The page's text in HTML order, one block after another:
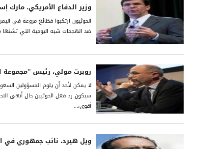
وزير الدفاع الأمريكي، مارك
الحوثيون ارتكبوا فظائع مروعة في
ضد الهجمات شبه اليومية التي تشنها
روبرت مولي، رئيس "مجموعة
لا يمكن لأحد أن يلوم المسؤولين
سيكون رد فعل الحوثيين حال أنهى
أقوى،...
ويل هيرد، نائب جمهوري في